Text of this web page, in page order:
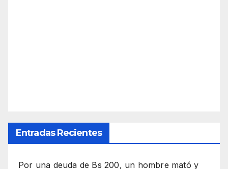
Entradas Recientes
Por una deuda de Bs 200, un hombre mató y